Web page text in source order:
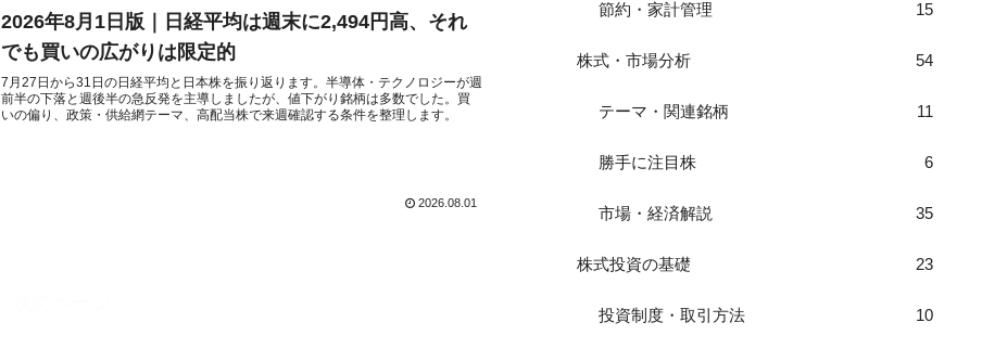
2026年8月1日版｜日経平均は週末に2,494円高、それ
でも買いの広がりは限定的
7月27日から31日の日経平均と日本株を振り返ります。半導体・テクノロジーが週
前半の下落と週後半の急反発を主導しましたが、値下がり銘柄は多数でした。買
いの偏り、政策・供給網テーマ、高配当株で来週確認する条件を整理します。
2026.08.01
節約・家計管理 15
株式・市場分析 54
テーマ・関連銘柄 11
勝手に注目株 6
市場・経済解説 35
株式投資の基礎 23
投資制度・取引方法 10